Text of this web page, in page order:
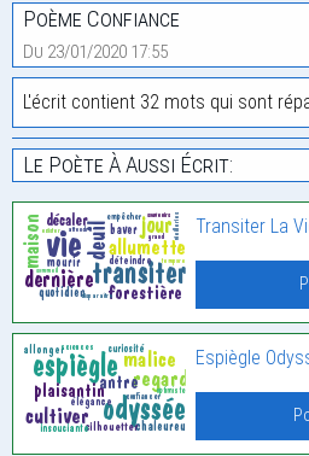
Poème Confiance
Du 23/01/2020 17:55
L'écrit contient 32 mots qui sont
Le Poète À Aussi Écrit:
Transiter La
Espiègle